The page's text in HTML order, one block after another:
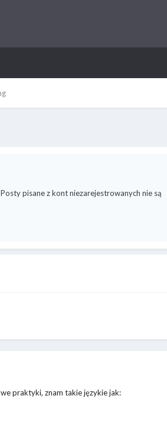
pisane z kont niezarejestrowanych nie są
praktyki, znam takie językie jak: